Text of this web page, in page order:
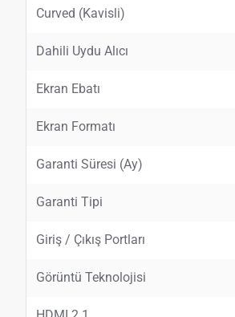
Curved (Kavisli)
Dahili Uydu Alıcı
Ekran Ebatı
Ekran Formatı
Garanti Süresi (Ay)
Garanti Tipi
Giriş / Çıkış Portları
Görüntü Teknolojisi